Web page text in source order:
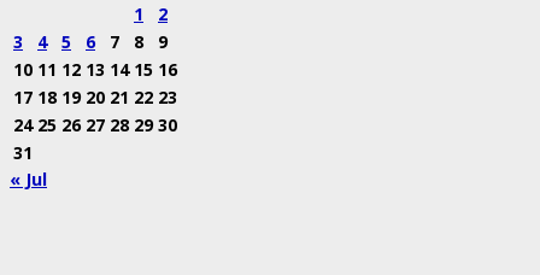
1
2
3
4 5 6 7 8
9
10 11 12 13 14 15 16
17 18 19 20 21 22 23
24 25 26 27 28 29 30
31
« Jul